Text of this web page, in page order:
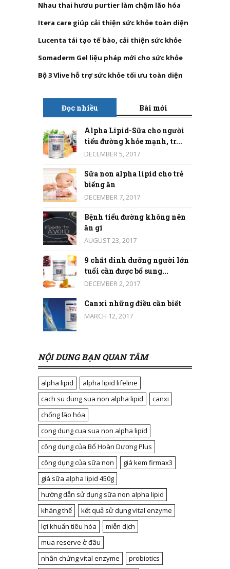
Nhau thai hươu purtier làm chậm lão hóa
Itera care giúp cải thiện sức khỏe toàn diện
Lucenta tái tạo tế bào, cải thiện sức khỏe
Somaderm Gel liệu pháp mới cho sức khỏe
Bộ 3 Vlive hỗ trợ sức khỏe tối ưu toàn diện
Đọc nhiều Bài mới
Alpha Lipid-Sữa cho người
tiểu đường khỏe mạnh, tr...
DECEMBER 5, 2017
Sữa non alpha lipid cho trẻ
biếng ăn
DECEMBER 7, 2017
Bệnh tiểu đường không nên
ăn gì
AUGUST 23, 2017
9 chất dinh dưỡng người lớn
tuổi cần được bổ sung...
DECEMBER 2, 2017
Canxi những điều cần biết
MARCH 12, 2017
NỘI DUNG BẠN QUAN TÂM
alpha lipid
alpha lipid lifeline
cach su dung sua non alpha lipid
canxi
chống lão hóa
cong dung cua sua non alpha lipid
công dụng của Bổ Hoàn Dương Plus
công dụng của sữa non
giá kem firmax3
giá sữa alpha lipid 450g
hướng dẫn sử dụng sữa non alpha lipid
kháng thể
kết quả sử dụng vital enzyme
lợi khuẩn tiêu hóa
miễn dịch
mua reserve ở đâu
nhân chứng vital enzyme
probiotics